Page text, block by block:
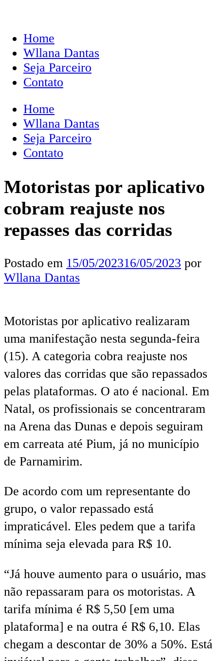
Home
Wllana Dantas
Seja Parceiro
Contato
Home
Wllana Dantas
Seja Parceiro
Contato
Motoristas por aplicativo
cobram reajuste nos
repasses das corridas
Postado em 15/05/202316/05/2023 por
Wllana Dantas
Motoristas por aplicativo realizaram
uma manifestação nesta segunda-feira
(15). A categoria cobra reajuste nos
valores das corridas que são repassados
pelas plataformas. O ato é nacional. Em
Natal, os profissionais se concentraram
na Arena das Dunas e depois seguiram
em carreata até Pium, já no município
de Parnamirim.
De acordo com um representante do
grupo, o valor repassado está
impraticável. Eles pedem que a tarifa
mínima seja elevada para R$ 10.
“Já houve aumento para o usuário, mas
não repassaram para os motoristas. A
tarifa mínima é R$ 5,50 [em uma
plataforma] e na outra é R$ 6,10. Elas
chegam a descontar de 30% a 50%. Está